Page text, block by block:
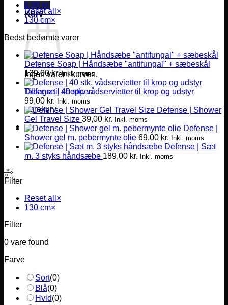
0,00 kr.
Kurv
Ingen varer i kurven.
Tilbage til shoppen
Varekurv
Reset all ×
130 cm×
Bedst bedømte varer
Defense Soap | Håndsæbe "antifungal" + sæbeskål
139,00kr. Inkl. moms
Defense | 40 stk. vådservietter til krop og udstyr
99,00 kr. Inkl. moms
Defense | Shower
Gel Travel Size 39,00 kr. Inkl. moms
Defense |
Shower gel m. pebermynte olie 69,00 kr. Inkl. moms
Defense | Sæt
m. 3 styks håndsæbe 189,00 kr. Inkl. moms
Filter
Reset all ×
130 cm×
Filter
0 vare found
Farve
Sort(0)
Blå(0)
Hvid(0)